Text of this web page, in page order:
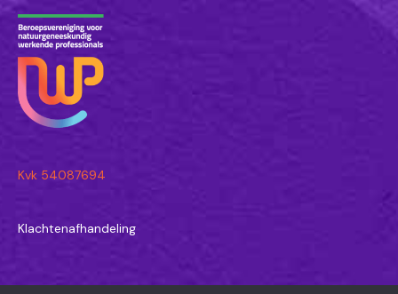
Kvk 54087694
Klachtenafhandeling